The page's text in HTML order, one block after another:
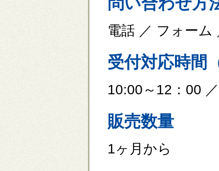
電話 ／ フォーム
受付対応時間
10:00～12：00
販売数量
1ヶ月から